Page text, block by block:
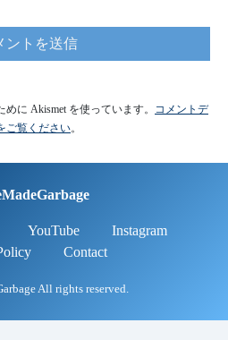
に Akismet を使っています。 コメントデ
ご覧ください。
YouTube
Instagram
Contact
All rights reserved.